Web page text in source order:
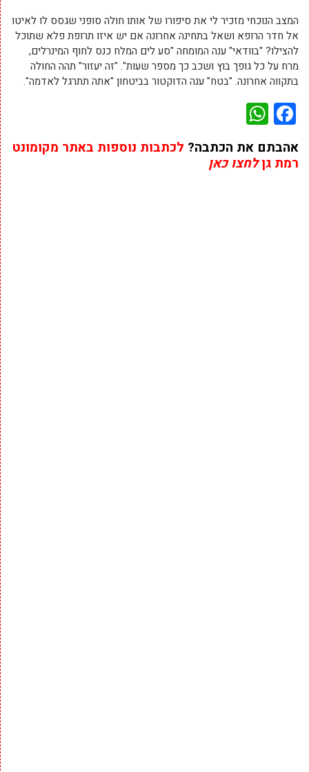
המצב הנוכחי מזכיר לי את סיפורו של אותו חולה סופני שגסס לו לאיטו
אל חדר הרופא ושאל בתחינה אחרונה אם יש איזו תרופת פלא שתוכל
להצילו? "בוודאי" ענה המומחה "סע לים המלח כנס לחוף המינרלים,
מרח על כל גופך בוץ ושכב כך מספר שעות". "זה יעזור" תהה החולה
בתקווה אחרונה. "בטח" ענה הדוקטור בביטחון "אתה תתרגל לאדמה".
Facebook
אהבתם את הכתבה? לכתבות נוספות באתר מקומונט
רמת גןלחצו כאן